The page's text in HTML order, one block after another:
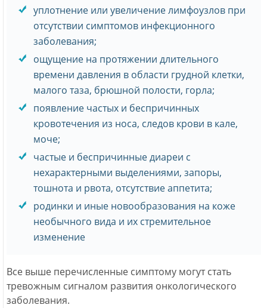
уплотнение или увеличение лимфоузлов при
отсутствии симптомов инфекционного
заболевания;
ощущение на протяжении длительного
времени давления в области грудной клетки,
малого таза, брюшной полости, горла;
появление частых и беспричинных
кровотечения из носа, следов крови в кале,
моче;
частые и беспричинные диареи с
нехарактерными выделениями, запоры,
тошнота и рвота, отсутствие аппетита;
родинки и иные новообразования на коже
необычного вида и их стремительное
изменение
Все выше перечисленные симптому могут стать
тревожным сигналом развития онкологического
заболевания.